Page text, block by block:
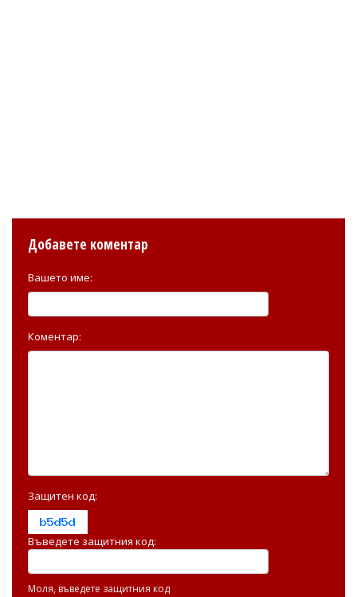
Добавете коментар
Вашето име:
Коментар:
Защитен код:
Въведете защитния код:
Моля, въведете защитния код